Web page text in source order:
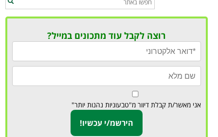
רוצה לקבל עוד מתכונים במייל?
אני מאשר/ת קבלת דיוור מ"טבעוניות נהנות יותר"